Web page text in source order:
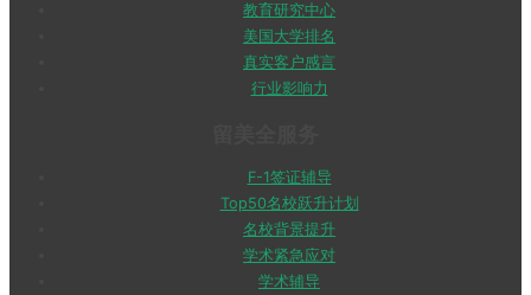
教育研究中心
美国大学排名
真实客户感言
行业影响力
F-1签证辅导
Top50名校跃升计划
名校背景提升
学术紧急应对
学术辅导